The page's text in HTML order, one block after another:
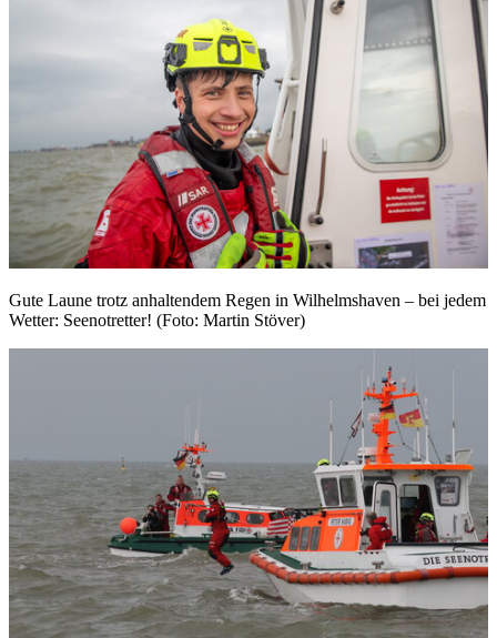
Gute Laune trotz anhaltendem Regen in Wilhelmshaven – bei jedem
Wetter: Seenotretter! (Foto: Martin Stöver)